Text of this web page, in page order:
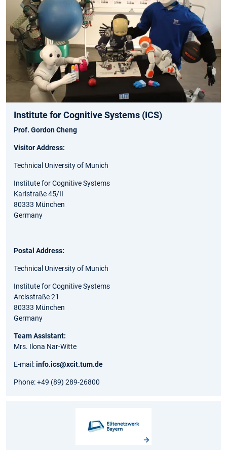
Institute for Cognitive Systems (ICS)
Prof. Gordon Cheng
Visitor Address:
Technical University of Munich
Institute for Cognitive Systems
Karlstraße 45/II
80333 München
Germany
Postal Address:
Technical University of Munich
Institute for Cognitive Systems
Arcisstraße 21
80333 München
Germany
Team Assistant:
Mrs. Ilona Nar-Witte
E-mail:info.ics@xcit.tum.de
Phone: +49 (89) 289-26800